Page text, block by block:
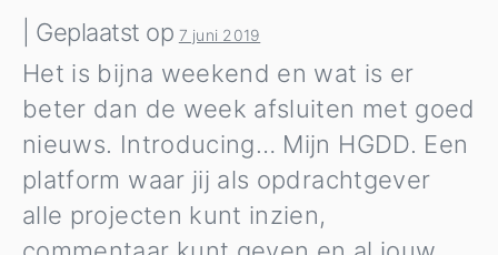
Geplaatst op 7 juni 2019
Het is bijna weekend en wat is er
beter dan de week afsluiten met goed
nieuws. Introducing… Mijn HGDD. Een
platform waar jij als opdrachtgever
alle projecten kunt inzien,